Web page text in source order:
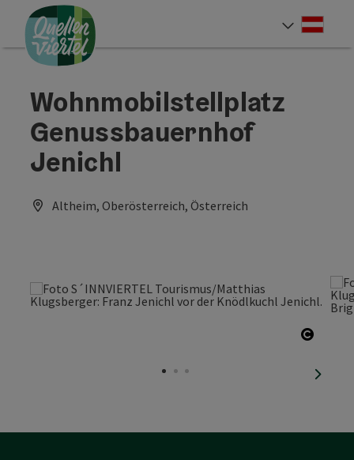
Zum Inhalt
Zur Navigation
Zum Seitenanfang
Wohnmobilstellplatz
Genussbauernhof
Jenichl
Altheim, Oberösterreich, Österreich